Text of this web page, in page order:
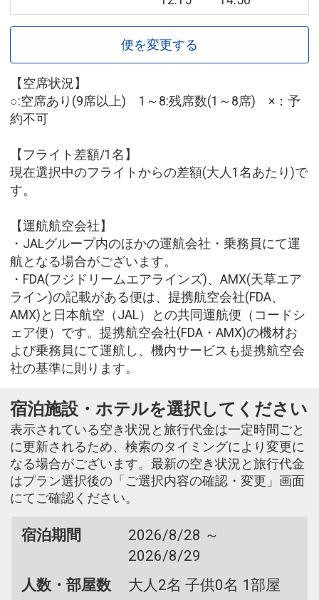
便を変更する
【空席状況】
○:空席あり(9席以上) 1～8:残席数(1～8席) ×：予
約不可
【フライト差額/1名】
現在選択中のフライトからの差額(大人1名あたり)で
す。
【運航航空会社】
・JALグループ内のほかの運航会社・乗務員にて運
航となる場合がございます。
・FDA(フジドリームエアラインズ)、AMX(天草エア
ライン)の記載がある便は、提携航空会社(FDA、
AMX)と日本航空（JAL）との共同運航便（コードシ
ェア便）です。提携航空会社(FDA・AMX)の機材お
よび乗務員にて運航し、機内サービスも提携航空会
社の基準に則ります。
宿泊施設・ホテルを選択してください
表示されている空き状況と旅行代金は一定時間ごと
に更新されるため、検索のタイミングにより変更に
なる場合がございます。最新の空き状況と旅行代金
はプラン選択後の「ご選択内容の確認・変更」画面
にてご確認ください。
宿泊期間
2026/8/28 ～
2026/8/29
人数・部屋数
大人2名 子供0名 1部屋